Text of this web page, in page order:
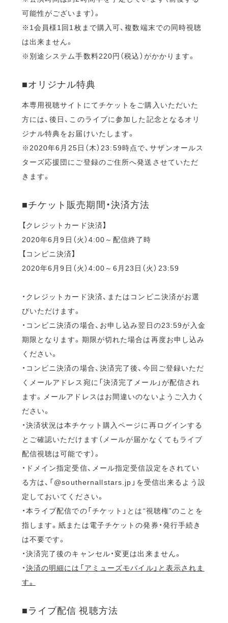
可能性がございます）。
※1会員様1回1枚まで購入可、複数端末での同時視聴
は出来ません。
※別途システム手数料220円（税込）がかかります。
■オリジナル特典
本専用視聴サイトにてチケットをご購入いただいた
方には、後日、このライブに参加した記念となるオリ
ジナル特典をお届けいたします。
※2020年6月25日（木）23:59時点で、サザンオールス
ターズ応援団にご登録のご住所へ発送させていただ
きます。
■チケット販売期間・決済方法
【クレジットカード決済】
2020年6月9日（火）4:00～配信終了時
【コンビニ決済】
2020年6月9日（火）4:00～6月23日（火）23:59
・クレジットカード決済、またはコンビニ決済がお選
びいただけます。
・コンビニ決済の場合、お申し込み翌日の23:59が入金
期限となります。期限が切れた場合は再度お申し込み
ください。
・コンビニ決済の場合、決済完了後、今回ご登録いただ
くメールアドレス宛に「決済完了メール」が配信され
ます。メールアドレスはお間違いのないようご入力く
ださい。
・決済状況は本チケット購入ページに再ログインする
とご確認いただけます（メールが届かなくてもライブ
配信視聴は可能です）。
・ドメイン指定受信、メール指定受信設定をされてい
る方は、「@southernallstars.jp」を受信出来るよう設
定しておいてください。
・本ライブ配信での「チケット」とは“視聴権”のことを
指します。紙または電子チケットの発券・発行手続き
は不要です。
・決済完了後のキャンセル・変更は出来ません。
・決済の明細には「アミューズモバイル」と表示されま
す。
■ライブ配信 視聴方法